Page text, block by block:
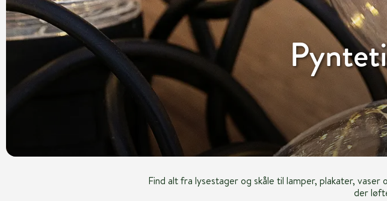
Find alt fra lysestager og skåle til lamper, plakater,
der